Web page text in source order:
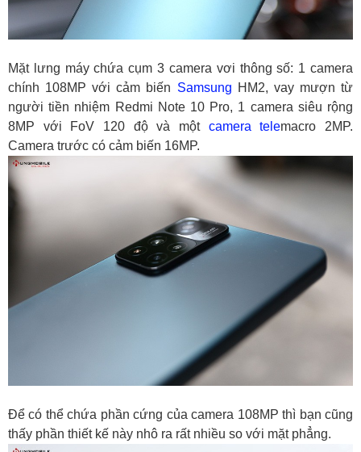
Mặt lưng máy chứa cụm 3 camera vơi thông số: 1 camera
chính 108MP với cảm biến Samsung HM2, vay mượn từ
người tiền nhiệm Redmi Note 10 Pro, 1 camera siêu rộng
8MP với FoV 120 độ và một camera telemacro 2MP.
Camera trước có cảm biến 16MP.
Để có thể chứa phần cứng của camera 108MP thì bạn cũng
thấy phần thiết kế này nhô ra rất nhiều so với mặt phẳng.